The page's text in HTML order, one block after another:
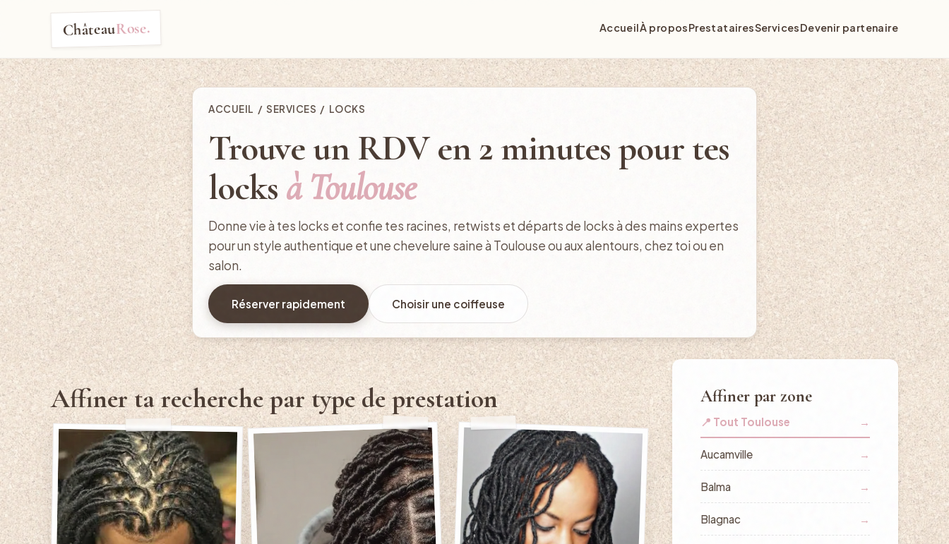
ChâteauRose. AccueilÀ proposPrestatairesServicesDevenir partenaire
ACCUEIL / SERVICES / LOCKS
Trouve un RDV en 2 minutes pour tes
locks à Toulouse
Donne vie à tes locks et confie tes racines, retwists et départs de locks à des mains expertes
pour un style authentique et une chevelure saine à Toulouse ou aux alentours, chez toi ou en
salon.
Réserver rapidement Choisir une coiffeuse
Affiner ta recherche par type de prestation Affiner par zone
📍 Tout Toulouse →
Aucamville →
Balma →
Blagnac →